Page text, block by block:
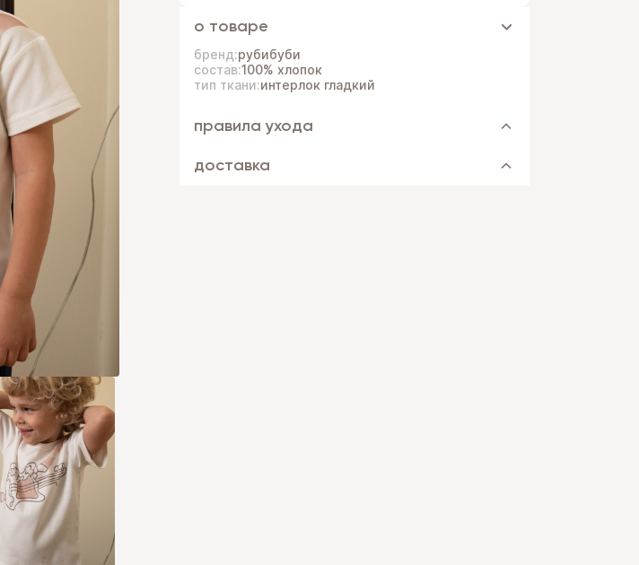
о товаре
бренд:рубибуби
состав:100% хлопок
тип ткани:интерлок гладкий
правила ухода
доставка